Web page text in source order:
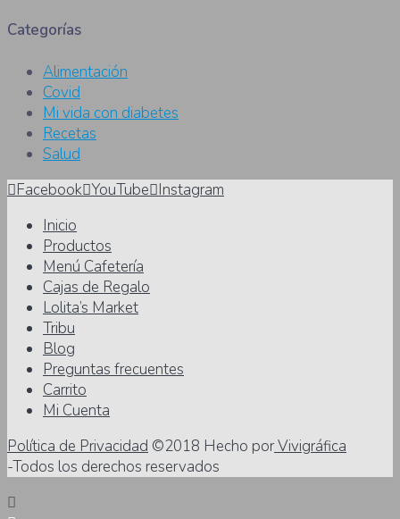
Categorías
Alimentación
Covid
Mi vida con diabetes
Recetas
Salud
Facebook YouTube Instagram
Inicio
Productos
Menú Cafetería
Cajas de Regalo
Lolita’s Market
Tribu
Blog
Preguntas frecuentes
Carrito
Mi Cuenta
Política de Privacidad ©2018 Hecho porVivigráfica
-Todos los derechos reservados